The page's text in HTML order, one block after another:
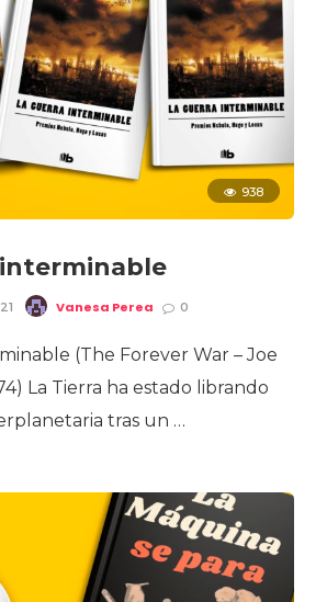
938
Vanesa Perea 0
(The Forever War – Joe
La Tierra ha estado librando
tras un …